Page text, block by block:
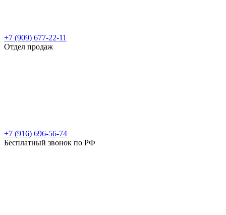
+7 (909) 677-22-11
Отдел продаж
+7 (916) 696-56-74
Бесплатный звонок по РФ